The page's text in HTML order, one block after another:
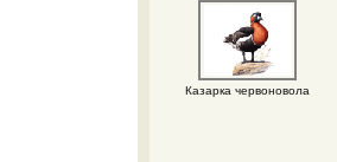
Казарка червоновола